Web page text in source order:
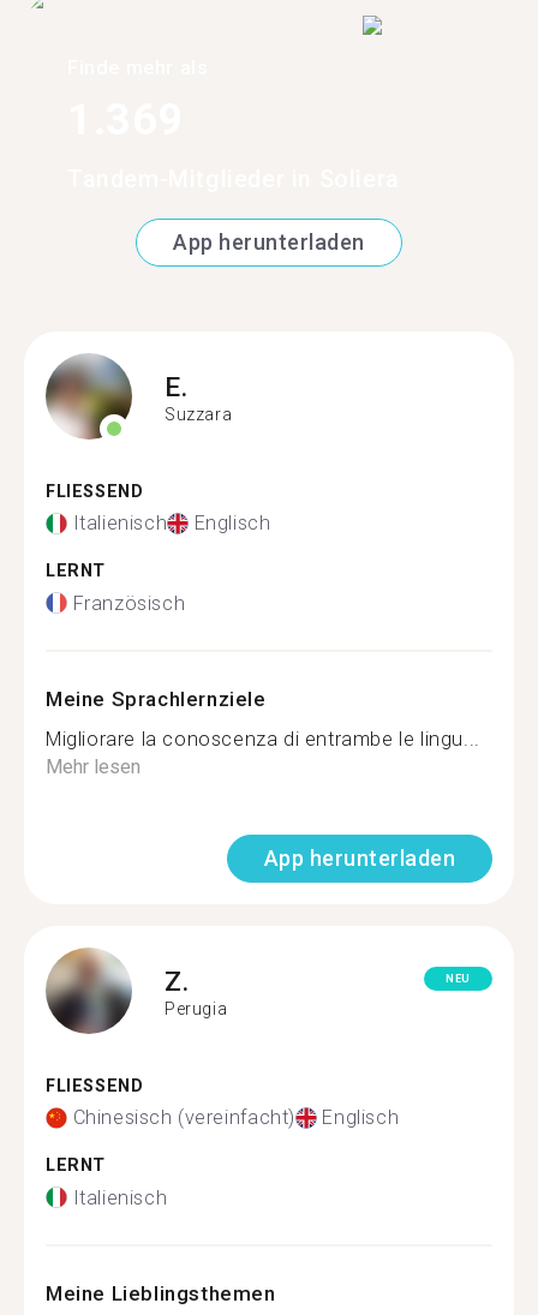
App herunterladen
E.
Suzzara
FLIESSEND
Italienisch Englisch
LERNT
Französisch
Meine Sprachlernziele
Migliorare la conoscenza di entrambe le lingu...
Mehr lesen
App herunterladen
Z.
Perugia
NEU
FLIESSEND
Chinesisch (vereinfacht) Englisch
LERNT
Italienisch
Meine Lieblingsthemen